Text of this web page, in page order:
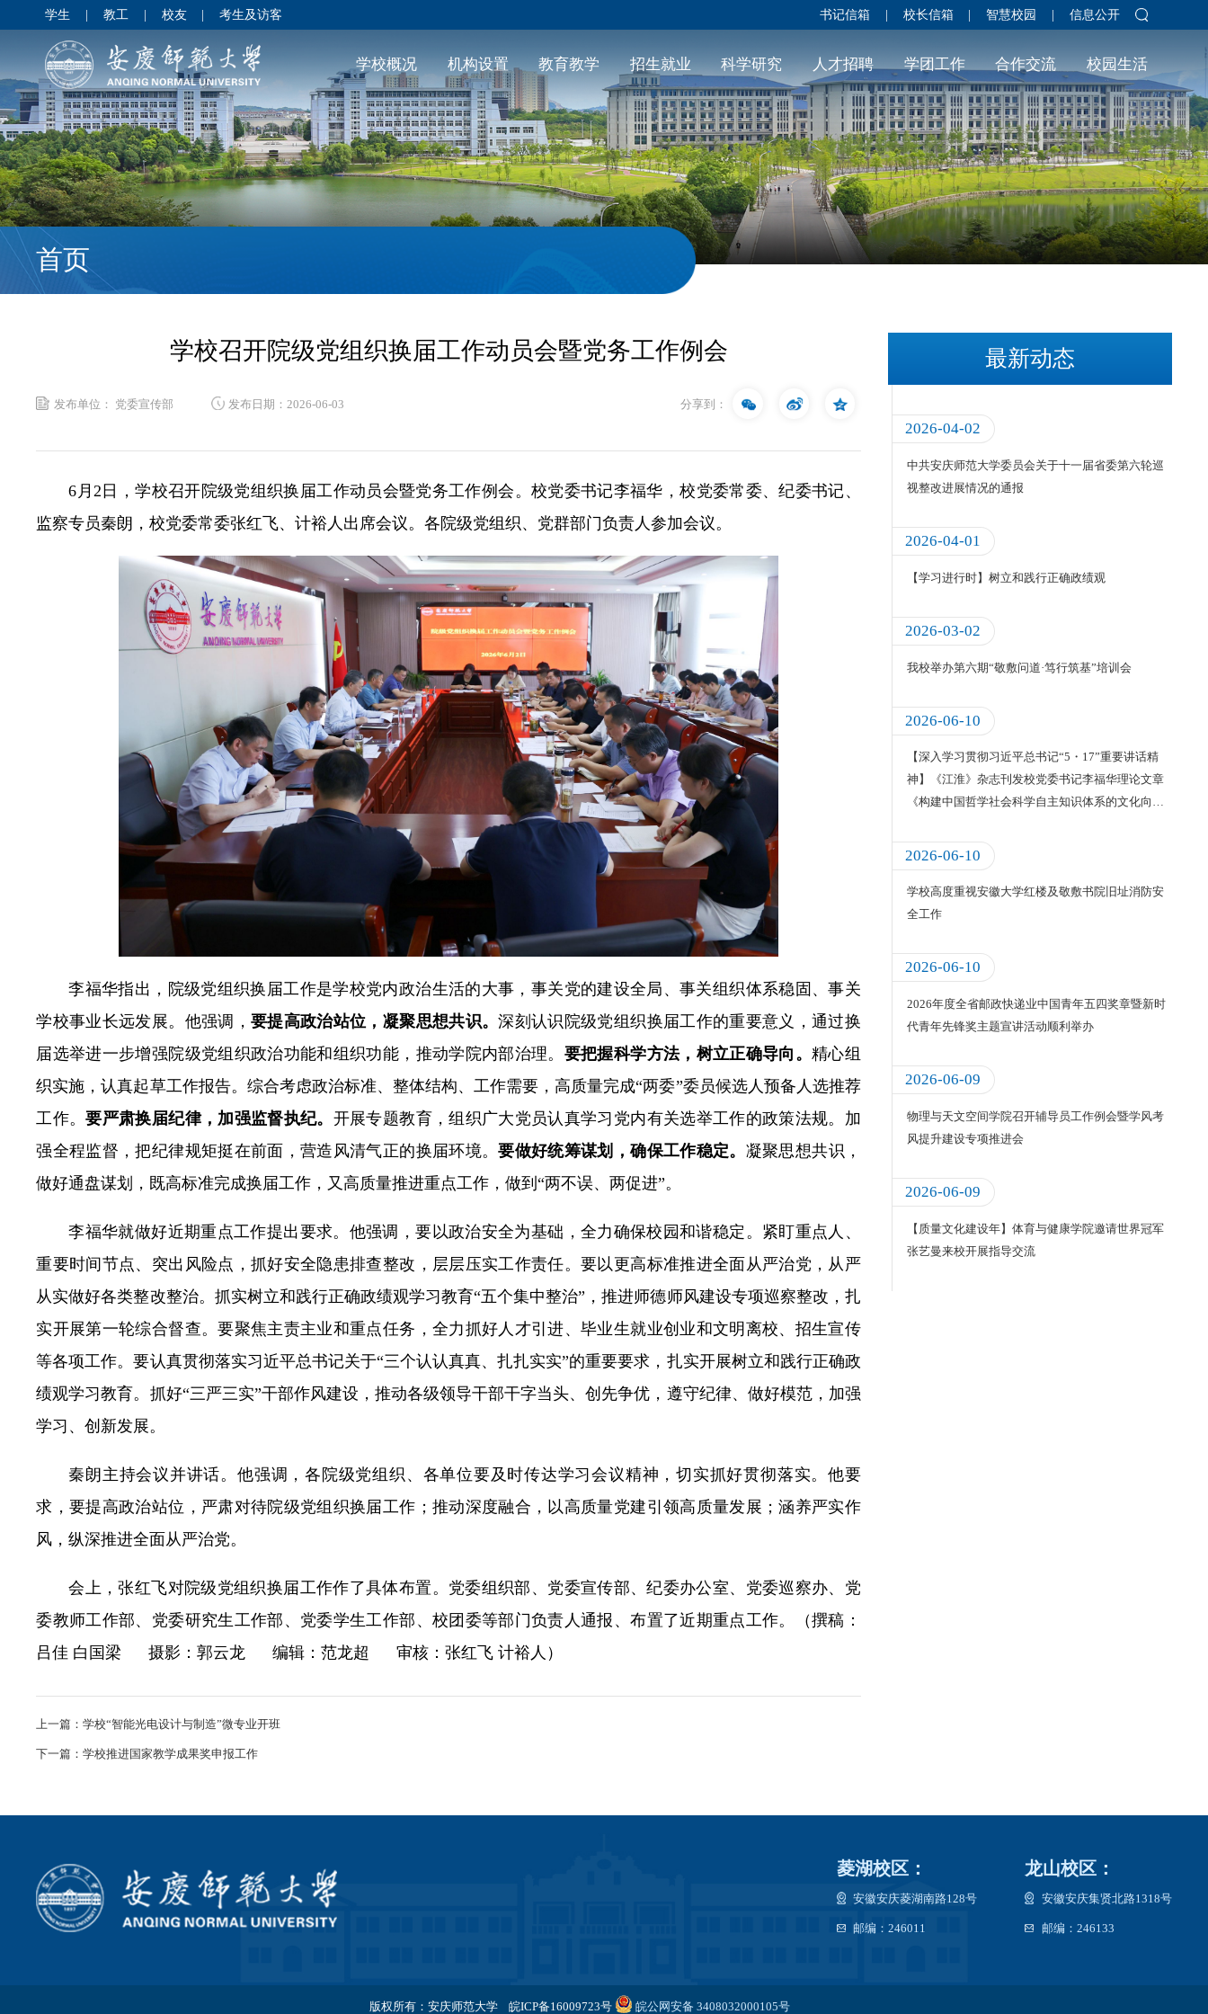
学生 教工 校友 考生及访客 书记信箱 校长信箱 智慧校园 信息公开
学校概况 机构设置 教育教学 招生就业 科学研究 人才招聘 学团工作 合作交流 校园生活
首页
学校召开院级党组织换届工作动员会暨党务工作例会
发布单位： 党委宣传部 发布日期：2026-06-03 分享到：
6月2日，学校召开院级党组织换届工作动员会暨党务工作例会。校党委书记李福华，校党委常委、纪委书记、
监察专员秦朗，校党委常委张红飞、计裕人出席会议。各院级党组织、党群部门负责人参加会议。
李福华指出，院级党组织换届工作是学校党内政治生活的大事，事关党的建设全局、事关组织体系稳固、事关
学校事业长远发展。他强调， 要提高政治站位，凝聚思想共识。深刻认识院级党组织换届工作的重要意义，通过换
届选举进一步增强院级党组织政治功能和组织功能，推动学院内部治理。 要把握科学方法，树立正确导向。精心组
织实施，认真起草工作报告。综合考虑政治标准、整体结构、工作需要，高质量完成“两委”委员候选人预备人选推荐
工作。要严肃换届纪律，加强监督执纪。 开展专题教育，组织广大党员认真学习党内有关选举工作的政策法规。加
强全程监督，把纪律规矩挺在前面，营造风清气正的换届环境。要做好统筹谋划，确保工作稳定。 凝聚思想共识，
做好通盘谋划，既高标准完成换届工作，又高质量推进重点工作，做到“两不误、两促进”。
李福华就做好近期重点工作提出要求。他强调，要以政治安全为基础，全力确保校园和谐稳定。紧盯重点人、
重要时间节点、突出风险点，抓好安全隐患排查整改，层层压实工作责任。要以更高标准推进全面从严治党，从严
从实做好各类整改整治。抓实树立和践行正确政绩观学习教育“五个集中整治”，推进师德师风建设专项巡察整改，扎
实开展第一轮综合督查。要聚焦主责主业和重点任务，全力抓好人才引进、毕业生就业创业和文明离校、招生宣传
等各项工作。要认真贯彻落实习近平总书记关于“三个认认真真、扎扎实实”的重要要求，扎实开展树立和践行正确政
绩观学习教育。抓好“三严三实”干部作风建设，推动各级领导干部干字当头、创先争优，遵守纪律、做好模范，加强
学习、创新发展。
秦朗主持会议并讲话。他强调，各院级党组织、各单位要及时传达学习会议精神，切实抓好贯彻落实。他要
求，要提高政治站位，严肃对待院级党组织换届工作；推动深度融合，以高质量党建引领高质量发展；涵养严实作
风，纵深推进全面从严治党。
会上，张红飞对院级党组织换届工作作了具体布置。党委组织部、党委宣传部、纪委办公室、党委巡察办、党
委教师工作部、党委研究生工作部、党委学生工作部、校团委等部门负责人通报、布置了近期重点工作。（撰稿：
吕佳 白国梁 摄影：郭云龙 编辑：范龙超 审核：张红飞 计裕人）
上一篇：学校“智能光电设计与制造”微专业开班
下一篇：学校推进国家教学成果奖申报工作
最新动态
2026-04-02
中共安庆师范大学委员会关于十一届省委第六轮巡
视整改进展情况的通报
2026-04-01
【学习进行时】树立和践行正确政绩观
2026-03-02
我校举办第六期“敬敷问道·笃行筑基”培训会
2026-06-10
【深入学习贯彻习近平总书记“5・17”重要讲话精
神】《江淮》杂志刊发校党委书记李福华理论文章
《构建中国哲学社会科学自主知识体系的文化向
2026-06-10
学校高度重视安徽大学红楼及敬敷书院旧址消防安
全工作
2026-06-10
2026年度全省邮政快递业中国青年五四奖章暨新时
代青年先锋奖主题宣讲活动顺利举办
2026-06-09
物理与天文空间学院召开辅导员工作例会暨学风考
风提升建设专项推进会
2026-06-09
【质量文化建设年】体育与健康学院邀请世界冠军
张艺曼来校开展指导交流
菱湖校区：
安徽安庆菱湖南路128号
邮编：246011
龙山校区：
安徽安庆集贤北路1318号
邮编：246133
版权所有：安庆师范大学 皖ICP备16009723号 皖公网安备 3408032000105号